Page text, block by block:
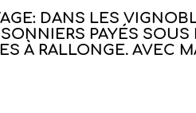
DANS LES
PAYÉS
À RALLONGE. AVEC